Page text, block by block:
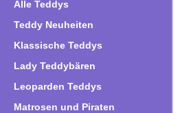
Alle Teddys
Teddy Neuheiten
Klassische Teddys
Lady Teddybären
Leoparden Teddys
Matrosen und Piraten